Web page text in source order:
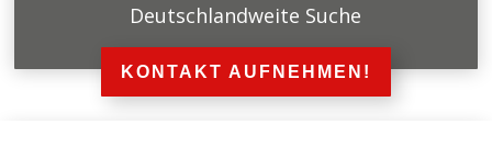
Deutschlandweite Suche
KONTAKT AUFNEHMEN!